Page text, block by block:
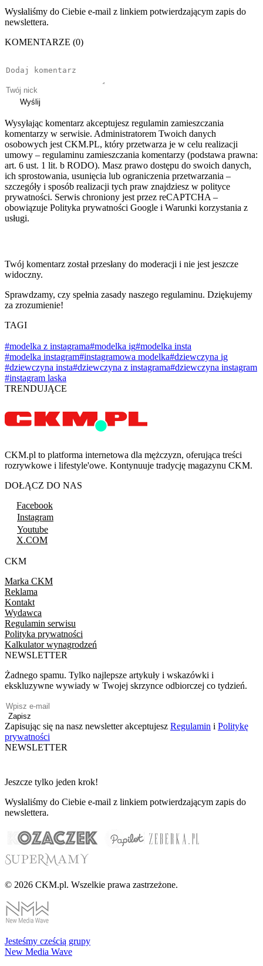
Wysłaliśmy do Ciebie e-mail z linkiem potwierdzającym zapis do
newslettera.
KOMENTARZE (0)
Wyślij
Wysyłając komentarz akceptujesz regulamin zamieszczania
komentarzy w serwisie. Administratorem Twoich danych
osobowych jest CKM.PL, który przetwarza je w celu realizacji
umowy – regulaminu zamieszczania komentarzy (podstawa prawna:
art. 6 ust. 1 lit. b RODO). Masz prawo dostępu do swoich danych,
ich sprostowania, usunięcia lub ograniczenia przetwarzania –
szczegóły i sposób realizacji tych praw znajdziesz w polityce
prywatności. Serwis chroniony jest przez reCAPTCHA –
obowiązuje Polityka prywatności Google i Warunki korzystania z
usługi.
Twój komentarz został przesłany do moderacji i nie jest jeszcze
widoczny.
Sprawdzamy, czy spełnia zasady naszego regulaminu. Dziękujemy
za zrozumienie!
TAGI
#modelka z instagrama#modelka ig#modelka insta
#modelka instagram#instagramowa modelka#dziewczyna ig
#dziewczyna insta#dziewczyna z instagrama#dziewczyna instagram
#instagram laska
TRENDUJĄCE
CKM.pl to platforma internetowa dla mężczyzn, oferująca treści
rozrywkowe i lifestyle'owe. Kontynuuje tradycję magazynu CKM.
DOŁĄCZ DO NAS
Facebook
Instagram
Youtube
X.COM
CKM
Marka CKM
Reklama
Kontakt
Wydawca
Regulamin serwisu
Polityka prywatności
Kalkulator wynagrodzeń
NEWSLETTER
Żadnego spamu. Tylko najlepsze artykuły i wskazówki i
ekskluzywne wywiady w Twojej skrzynce odbiorczej co tydzień.
Zapisz
Zapisując się na nasz newsletter akceptujesz Regulamin i Politykę
prywatności
NEWSLETTER
Jeszcze tylko jeden krok!
Wysłaliśmy do Ciebie e-mail z linkiem potwierdzającym zapis do
newslettera.
© 2026 CKM.pl. Wszelkie prawa zastrzeżone.
Jesteśmy cześcią grupy
New Media Wave